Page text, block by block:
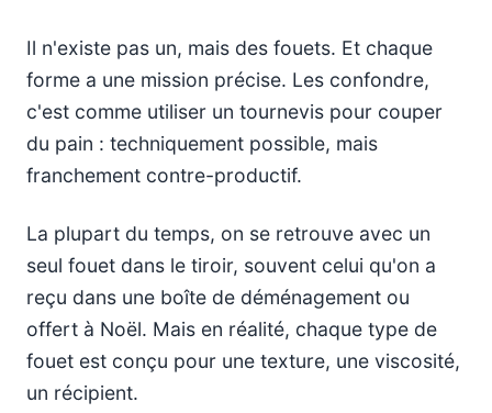
Il n'existe pas un, mais des fouets. Et chaque
forme a une mission précise. Les confondre,
c'est comme utiliser un tournevis pour couper
du pain : techniquement possible, mais
franchement contre-productif.
La plupart du temps, on se retrouve avec un
seul fouet dans le tiroir, souvent celui qu'on a
reçu dans une boîte de déménagement ou
offert à Noël. Mais en réalité, chaque type de
fouet est conçu pour une texture, une viscosité,
un récipient.